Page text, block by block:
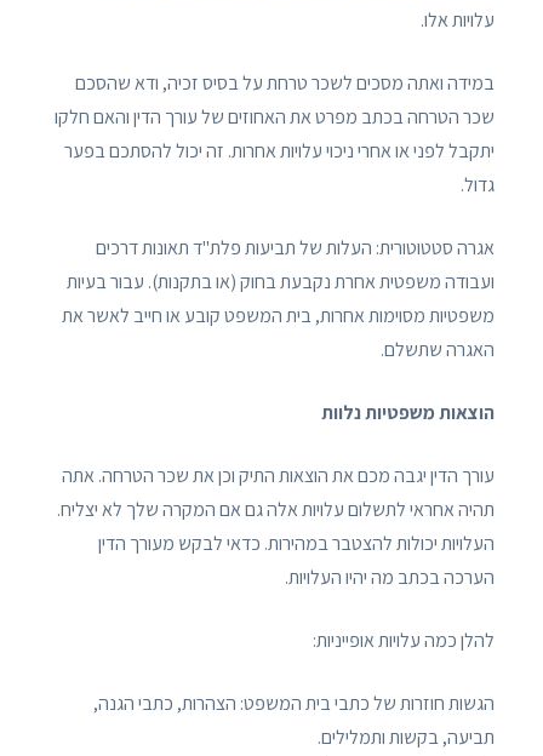
עלויות אלו.
במידה ואתה מסכים לשכר טרחת על בסיס זכיה, ודא שהסכם
שכר הטרחה בכתב מפרט את האחוזים של עורך הדין והאם חלקו
יתקבל לפני או אחרי ניכוי עלויות אחרות. זה יכול להסתכם בפער
גדול.
אגרה סטטוטורית: העלות של תביעות פלת"ד תאונות דרכים
ועבודה משפטית אחרת נקבעת בחוק (או בתקנות). עבור בעיות
משפטיות מסוימות אחרות, בית המשפט קובע או חייב לאשר את
האגרה שתשלם.
הוצאות משפטיות נלוות
עורך הדין יגבה מכם את הוצאות התיק וכן את שכר הטרחה. אתה
תהיה אחראי לתשלום עלויות אלה גם אם המקרה שלך לא יצליח.
העלויות יכולות להצטבר במהירות. כדאי לבקש מעורך הדין
הערכה בכתב מה יהיו העלויות.
להלן כמה עלויות אופייניות:
הגשות חוזרות של כתבי בית המשפט: הצהרות, כתבי הגנה,
תביעה, בקשות ותמלילים.